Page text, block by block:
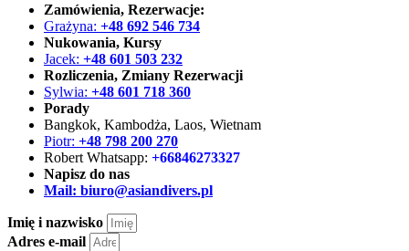
Zamówienia, Rezerwacje:
Grażyna: +48 692 546 734
Nukowania, Kursy
Jacek: +48 601 503 232
Rozliczenia, Zmiany Rezerwacji
Sylwia: +48 601 718 360
Porady
Bangkok, Kambodża, Laos, Wietnam
Piotr: +48 798 200 270
Robert Whatsapp: +66846273327
Napisz do nas
Mail: biuro@asiandivers.pl
Imię i nazwisko
Adres e-mail